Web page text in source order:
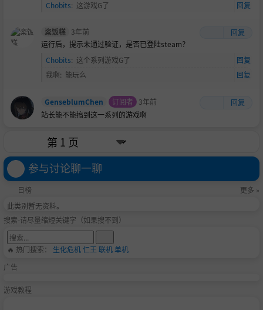
Chobits: 这游戏G了 回复
粢饭糕 3年前
回复
运行后，提示未通过验证，是否已登陆steam？
Chobits: 这个系列游戏G了
回复
我啊: 能玩么 回复
GenseblumChen 订阅者 3年前
回复
站长能不能搞到这一系列的游戏啊
参与讨论聊一聊
日榜
更多 »
此类别暂无资料。
搜索-请尽量缩短关键字（如果搜不到）
🔥 热门搜索： 生化危机仁王 联机单机
广告
游戏教程